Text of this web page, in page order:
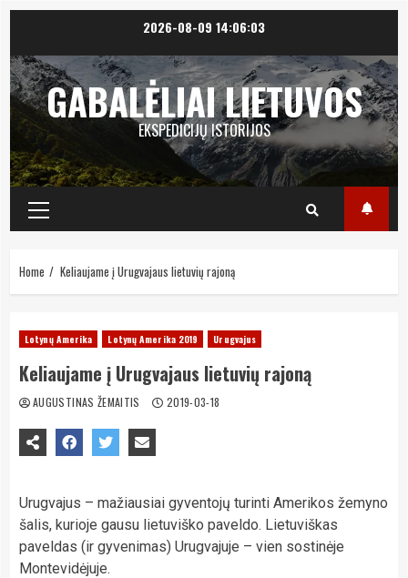
content
2026-08-09 14:06:04
GABALĖLIAI LIETUVOS
EKSPEDICIJŲ ISTORIJOS
Primary
Menu
Home Keliaujame į Urugvajaus lietuvių rajoną
Lotynų Amerika Lotynų Amerika 2019 Urugvajus
Keliaujame į Urugvajaus lietuvių rajoną
AUGUSTINAS ŽEMAITIS 2019-03-18
Urugvajus – mažiausiai gyventojų turinti Amerikos žemyno
šalis, kurioje gausu lietuviško paveldo. Lietuviškas
paveldas (ir gyvenimas) Urugvajuje – vien sostinėje
Montevidėjuje.